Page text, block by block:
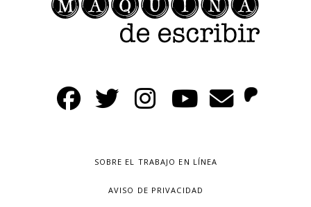
SOBRE EL TRABAJO EN LÍNEA
AVISO DE PRIVACIDAD